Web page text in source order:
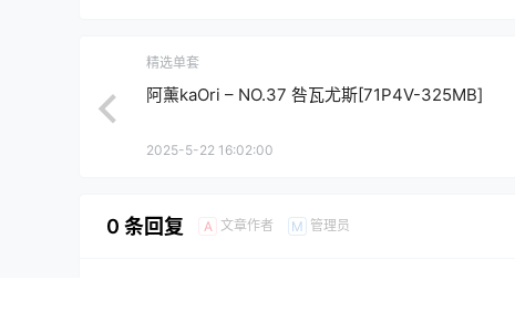
精选单套
阿薰kaOri – NO.37 咎瓦尤斯[71P4V-325MB]
2025-5-22 16:02:00
0 条回复 A 文章作者 M 管理员